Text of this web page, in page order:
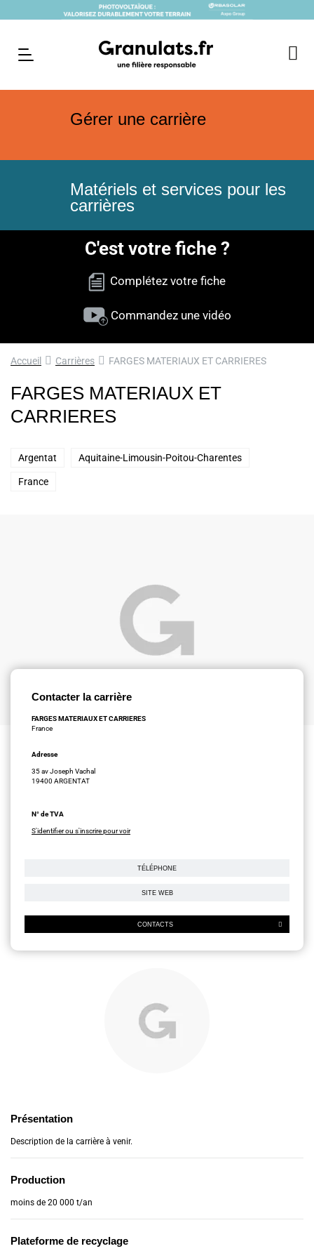
Gérer une carrière
Matériels et services pour les
carrières
C'est votre fiche ?
Complétez votre fiche
Commandez une vidéo
Accueil Carrières FARGES MATERIAUX ET CARRIERES
FARGES MATERIAUX ET
CARRIERES
Argentat Aquitaine-Limousin-Poitou-Charentes
France
Contacter la carrière
FARGES MATERIAUX ET CARRIERES
France
Adresse
35 av Joseph Vachal
19400 ARGENTAT
N° de TVA
S'identifier ou s'inscrire pour voir
TÉLÉPHONE
SITE WEB
CONTACTS
Présentation
Description de la carrière à venir.
Production
moins de 20 000 t/an
Plateforme de recyclage